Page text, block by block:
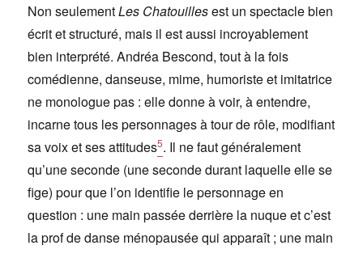
Non seulementLes Chatouillesest un spectacle bien
écrit et structuré, mais il est aussi incroyablement
bien interprété.Andréa Bescond, tout à la fois
comédienne, danseuse, mime, humoriste et imitatrice
ne monologue pas : elle donne à voir, à entendre,
incarne tous les personnages à tour de rôle, modifiant
sa voix et ses attitudes5. Il ne faut généralement
qu’une seconde (une seconde durant laquelle elle se
fige) pour que l’on identifie le personnage en
question : une main passée derrière la nuque et c’est
la prof de danse ménopausée qui apparaît ; une main